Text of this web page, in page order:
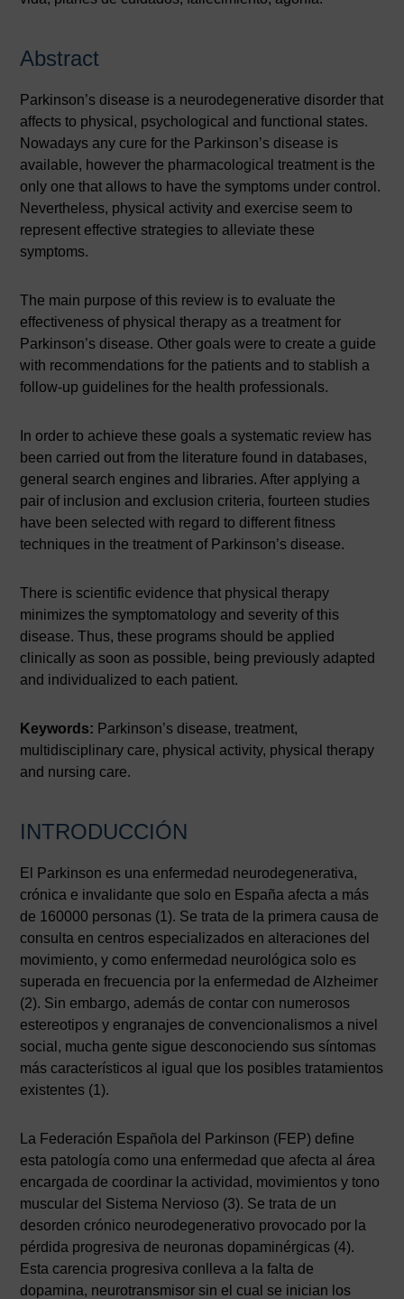
Abstract
Parkinson’s disease is a neurodegenerative disorder that
affects to physical, psychological and functional states.
Nowadays any cure for the Parkinson’s disease is
available, however the pharmacological treatment is the
only one that allows to have the symptoms under control.
Nevertheless, physical activity and exercise seem to
represent effective strategies to alleviate these
symptoms.
The main purpose of this review is to evaluate the
effectiveness of physical therapy as a treatment for
Parkinson’s disease. Other goals were to create a guide
with recommendations for the patients and to stablish a
follow-up guidelines for the health professionals.
In order to achieve these goals a systematic review has
been carried out from the literature found in databases,
general search engines and libraries. After applying a
pair of inclusion and exclusion criteria, fourteen studies
have been selected with regard to different fitness
techniques in the treatment of Parkinson’s disease.
There is scientific evidence that physical therapy
minimizes the symptomatology and severity of this
disease. Thus, these programs should be applied
clinically as soon as possible, being previously adapted
and individualized to each patient.
Keywords: Parkinson’s disease, treatment,
multidisciplinary care, physical activity, physical therapy
and nursing care.
INTRODUCCIÓN
El Parkinson es una enfermedad neurodegenerativa,
crónica e invalidante que solo en España afecta a más
de 160000 personas (1). Se trata de la primera causa de
consulta en centros especializados en alteraciones del
movimiento, y como enfermedad neurológica solo es
superada en frecuencia por la enfermedad de Alzheimer
(2). Sin embargo, además de contar con numerosos
estereotipos y engranajes de convencionalismos a nivel
social, mucha gente sigue desconociendo sus síntomas
más característicos al igual que los posibles tratamientos
existentes (1).
La Federación Española del Parkinson (FEP) define
esta patología como una enfermedad que afecta al área
encargada de coordinar la actividad, movimientos y tono
muscular del Sistema Nervioso (3). Se trata de un
desorden crónico neurodegenerativo provocado por la
pérdida progresiva de neuronas dopaminérgicas (4).
Esta carencia progresiva conlleva a la falta de
dopamina, neurotransmisor sin el cual se inician los